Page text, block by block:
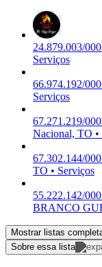
24.879.003/
Serviços
66.974.192/
Serviços
67.271.219/
Nacional, TO •
67.302.144/
TO • Serviços
55.222.142/
BRANCO
Mostrar listas
Sobre essa lista